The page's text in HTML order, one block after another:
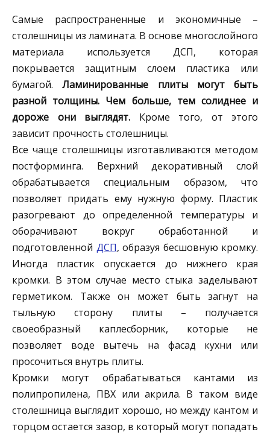
Самые распространенные и экономичные –
столешницы из ламината. В основе многослойного
материала используется ДСП, которая
покрывается защитным слоем пластика или
бумагой.Ламинированные плиты могут быть
разной толщины. Чем больше, тем солиднее и
дороже они выглядят. Кроме того, от этого
зависит прочность столешницы.
Все чаще столешницы изготавливаются методом
постформинга. Верхний декоративный слой
обрабатывается специальным образом, что
позволяет придать ему нужную форму. Пластик
разогревают до определенной температуры и
оборачивают вокруг обработанной и
подготовленной ДСП, образуя бесшовную кромку.
Иногда пластик опускается до нижнего края
кромки. В этом случае место стыка заделывают
герметиком. Также он может быть загнут на
тыльную сторону плиты – получается
своеобразный каплесборник, которые не
позволяет воде вытечь на фасад кухни или
просочиться внутрь плиты.
Кромки могут обрабатываться кантами из
полипропилена, ПВХ или акрила. В таком виде
столешница выглядит хорошо, но между кантом и
торцом остается зазор, в который могут попадать